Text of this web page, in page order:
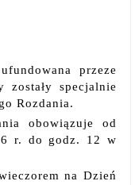
przeze
specjalnie
Rozdania.
obowiązuje od
r. do godz. 12 w
na Dzień